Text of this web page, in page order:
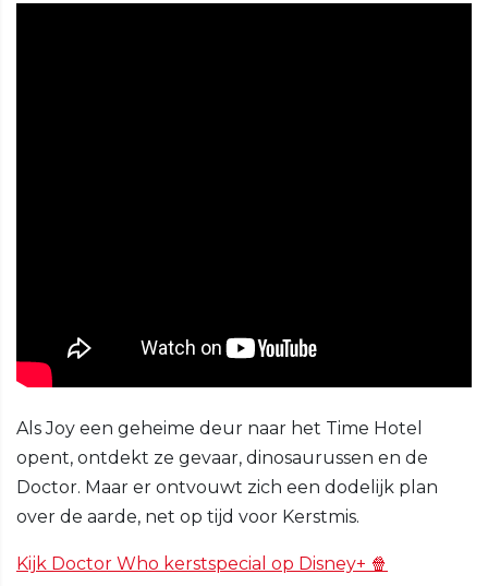
Als Joy een geheime deur naar het Time Hotel
opent, ontdekt ze gevaar, dinosaurussen en de
Doctor. Maar er ontvouwt zich een dodelijk plan
over de aarde, net op tijd voor Kerstmis.
Kijk Doctor Who kerstspecial op Disney+ 🍿